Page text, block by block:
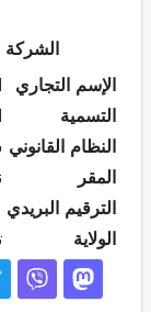
الشركة
الإسم التجاري
التسمية
النظام القانوني
المقر
الترقيم البريدي
الولاية